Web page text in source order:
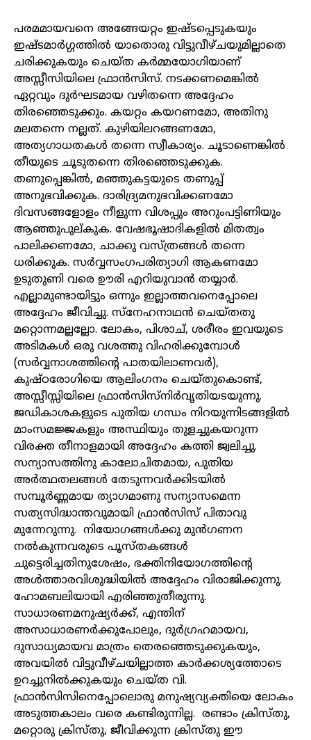
പരമമായവനെ അങ്ങേയറ്റം ഇഷ്ടപ്പെടുകയും
ഇഷ്ടമാർഗ്ഗത്തിൽ യാതൊരു വിട്ടുവീഴ്ചയുമില്ലാതെ
ചരിക്കുകയും ചെയ്ത കർമ്മയോഗിയാണ്
അസ്സീസിയിലെ ഫ്രാൻസിസ്. നടക്കണമെങ്കിൽ
ഏറ്റവും ദുർഘടമായ വഴിതന്നെ അദ്ദേഹം
തിരഞ്ഞെടുക്കും. കയറ്റം കയറണമോ, അതിനു
മലതന്നെ നല്ലത്. കുഴിയിലറങ്ങണമോ,
അത്യഗാധതകൾ തന്നെ സ്വീകാര്യം. ചൂടാണെങ്കിൽ
തീയുടെ ചൂടുതന്നെ തിരഞ്ഞെടുക്കുക.
തണുപ്പെങ്കിൽ, മഞ്ഞുകട്ടയുടെ തണുപ്പ്
അനുഭവിക്കുക. ദാരിദ്ര്യമനുഭവിക്കണമോ
ദിവസങ്ങളോളം നീളുന്ന വിശപ്പും അറുംപട്ടിണിയും
ആഞ്ഞുപുല്കുക. വേഷഭൂഷാദികളിൽ മിതത്വം
പാലിക്കണമോ, ചാക്കു വസ്ത്രങ്ങൾ തന്നെ
ധരിക്കുക. സർവ്വസംഗപരിത്യാഗി ആകണമോ
ഉടുതുണി വരെ ഊരി എറിയുവാൻ തയ്യാർ.
എല്ലാമുണ്ടായിട്ടും ഒന്നും ഇല്ലാത്തവനെപ്പോലെ
അദ്ദേഹം ജീവിച്ചു. സ്‌നേഹനാഥൻ ചെയ്തതു
മറ്റൊന്നമല്ലല്ലോ. ലോകം, പിശാച്, ശരീരം ഇവയുടെ
അടിമകൾ ഒരു വശത്തു വിഹരിക്കുമ്പോൾ
(സർവ്വനാശത്തിന്റെ പാതയിലാണവർ),
കുഷ്ഠരോഗിയെ ആലിംഗനം ചെയ്തുകൊണ്ട്,
അസ്സീസ്സിയിലെ ഫ്രാൻസിസ്‌നിർവൃതിയടയുന്നു.
ജഡികാശകളുടെ പുതിയ ഗന്ധം നിറയുന്നിടങ്ങളിൽ
മാംസമജ്ജകളും അസ്ഥിയും തുളച്ചുകയറുന്ന
വിരക്ത തീനാളമായി അദ്ദേഹം കത്തി ജ്വലിച്ചു.
സന്യാസത്തിനു കാലോചിതമായ, പുതിയ
അർത്ഥതലങ്ങൾ തേടുന്നവർക്കിടയിൽ
സമ്പൂർണ്ണമായ ത്യാഗമാണു സന്യാസമെന്ന
സത്യസിദ്ധാന്തവുമായി ഫ്രാൻസിസ് പിതാവു
മുന്നേറുന്നു. നിയോഗങ്ങൾക്കു മുൻഗണന
നൽകുന്നവരുടെ പൂസ്തകങ്ങൾ
ചുട്ടെരിച്ചതിനുശേഷം, ഭക്തിനിയോഗത്തിന്റെ
അൾത്താരവിശുദ്ധിയിൽ അദ്ദേഹം വിരാജിക്കുന്നു.
ഹോമബലിയായി എരിഞ്ഞുതീരുന്നു.
സാധാരണമനുഷ്യർക്ക്, എന്തിന്
അസാധാരണർക്കുപോലും, ദുർഗ്രഹമായവ,
ദുസാധ്യമായവ മാത്രം തെരഞ്ഞെടുക്കുകയും,
അവയിൽ വിട്ടുവീഴ്ചയില്ലാത്ത കാർക്കശ്യത്തോടെ
ഉറച്ചുനിൽക്കുകയും ചെയ്ത വി.
ഫ്രാൻസിസിനെപ്പോലൊരു മനുഷ്യവ്യക്തിയെ ലോകം
അടുത്തകാലം വരെ കണ്ടിരുന്നില്ല. രണ്ടാം ക്രിസ്തു,
മറ്റൊരു ക്രിസ്തു, ജീവിക്കുന്ന ക്രിസ്തു ഈ